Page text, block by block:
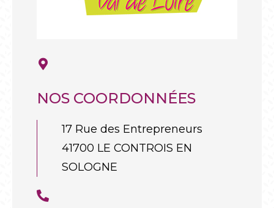
NOS COORDONNÉES
17 Rue des Entrepreneurs
41700 LE CONTROIS EN
SOLOGNE